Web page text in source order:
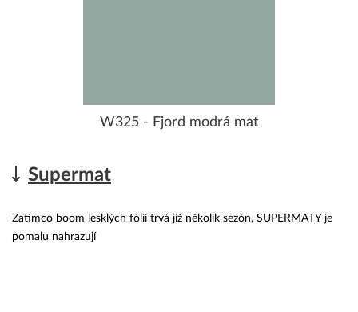
W325 - Fjord modrá mat
Supermat
Zatímco boom lesklých fólií trvá již několik sezón, SUPERMATY je
pomalu nahrazují